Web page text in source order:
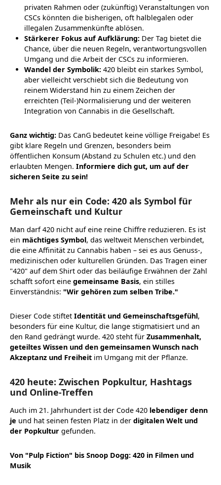
privaten Rahmen oder (zukünftig) Veranstaltungen von
CSCs könnten die bisherigen, oft halblegalen oder
illegalen Zusammenkünfte ablösen.
Stärkerer Fokus auf Aufklärung:Der Tag bietet die
Chance, über die neuen Regeln, verantwortungsvollen
Umgang und die Arbeit der CSCs zu informieren.
Wandel der Symbolik:420 bleibt ein starkes Symbol,
aber vielleicht verschiebt sich die Bedeutung von
reinem Widerstand hin zu einem Zeichen der
erreichten (Teil-)Normalisierung und der weiteren
Integration von Cannabis in die Gesellschaft.
Ganz wichtig: Das CanG bedeutet keine völlige Freigabe! Es
gibt klare Regeln und Grenzen, besonders beim
öffentlichen Konsum (Abstand zu Schulen etc.) und den
erlaubten Mengen. Informiere dich gut, um auf der
sicheren Seite zu sein!
Mehr als nur ein Code: 420 als Symbol für
Gemeinschaft und Kultur
Man darf 420 nicht auf eine reine Chiffre reduzieren. Es ist
ein mächtiges Symbol, das weltweit Menschen verbindet,
die eine Affinität zu Cannabis haben – sei es aus Genuss-,
medizinischen oder kulturellen Gründen. Das Tragen einer
"420" auf dem Shirt oder das beiläufige Erwähnen der Zahl
schafft sofort eine gemeinsame Basis, ein stilles
Einverständnis: "Wir gehören zum selben Tribe."
Dieser Code stiftet Identität und Gemeinschaftsgefühl,
besonders für eine Kultur, die lange stigmatisiert und an
den Rand gedrängt wurde. 420 steht für Zusammenhalt,
geteiltes Wissen und den gemeinsamen Wunsch nach
Akzeptanz und Freiheit im Umgang mit der Pflanze.
420 heute: Zwischen Popkultur, Hashtags
und Online-Treffen
Auch im 21. Jahrhundert ist der Code 420 lebendiger denn
je und hat seinen festen Platz in der digitalen Welt und
der Popkultur gefunden.
Von "Pulp Fiction" bis Snoop Dogg: 420 in Filmen und
Musik